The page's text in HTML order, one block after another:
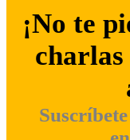
¡No te
charlas